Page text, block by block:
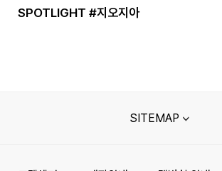
SPOTLIGHT #지오지아
SITEMAP